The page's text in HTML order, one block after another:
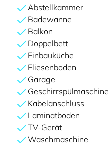
Abstellkammer
Badewanne
Balkon
Doppelbett
Einbauküche
Fliesenboden
Garage
Geschirrspülmaschine
Kabelanschluss
Laminatboden
TV-Gerät
Waschmaschine